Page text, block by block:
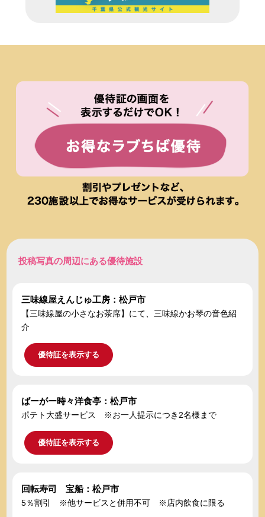
投稿写真の周辺にある優待施設
三味線屋えんじゅ工房：松戸市
【三味線屋の小さなお茶席】にて、三味線かお琴の音色紹
介
優待証を表示する
ばーがー時々洋食亭：松戸市
ポテト大盛サービス ※お一人提示につき2名様まで
優待証を表示する
回転寿司 宝船：松戸市
5％割引 ※他サービスと併用不可 ※店内飲食に限る